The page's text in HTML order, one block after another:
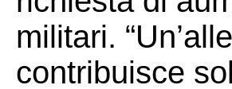
militari.
contribuisce